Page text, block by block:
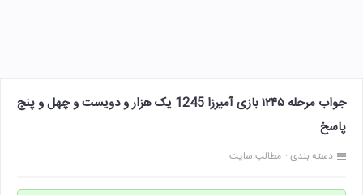
جواب مرحله ۱۲۴۵ بازی آمیرزا 1245 یک هزار و دویست و چهل و پنج
پاسخ
دسته بندی : مطالب سایت